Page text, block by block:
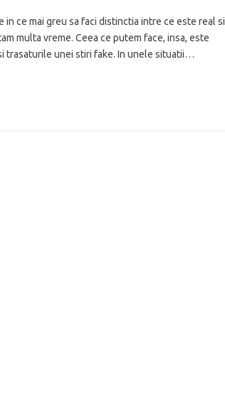
ce mai greu sa faci distinctia intre ce este real si
multa vreme. Ceea ce putem face, insa, este
trasaturile unei stiri fake. In unele situatii…